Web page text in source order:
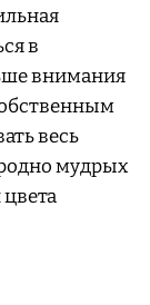
в
внимания
весь
мудрых